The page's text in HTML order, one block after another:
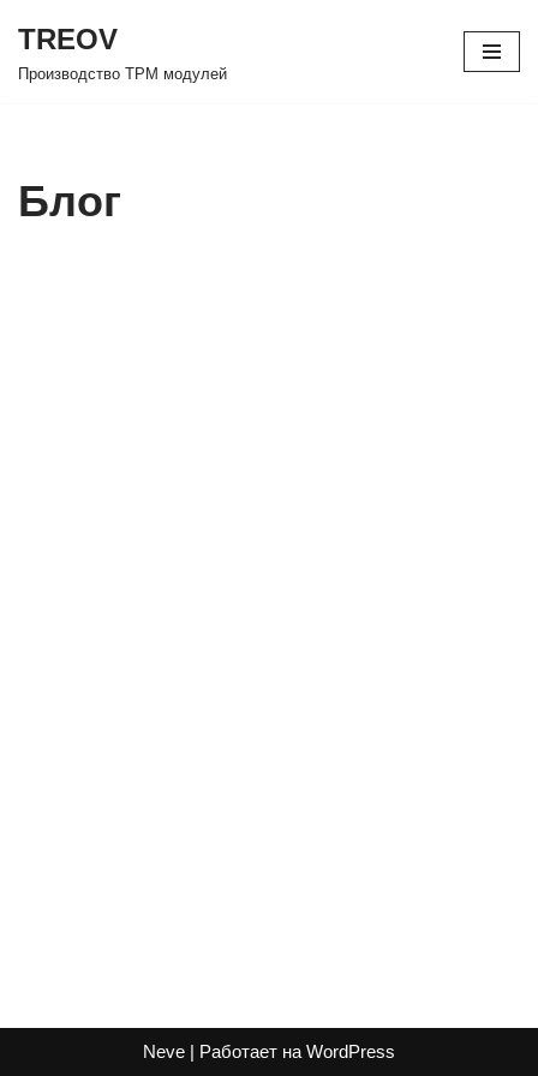
Перейти
TREOV
Производство TPM модулей
Блог
Neve | Работает на WordPress